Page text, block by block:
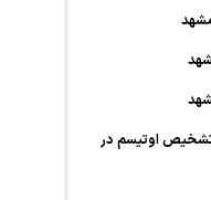
اوتیسم در